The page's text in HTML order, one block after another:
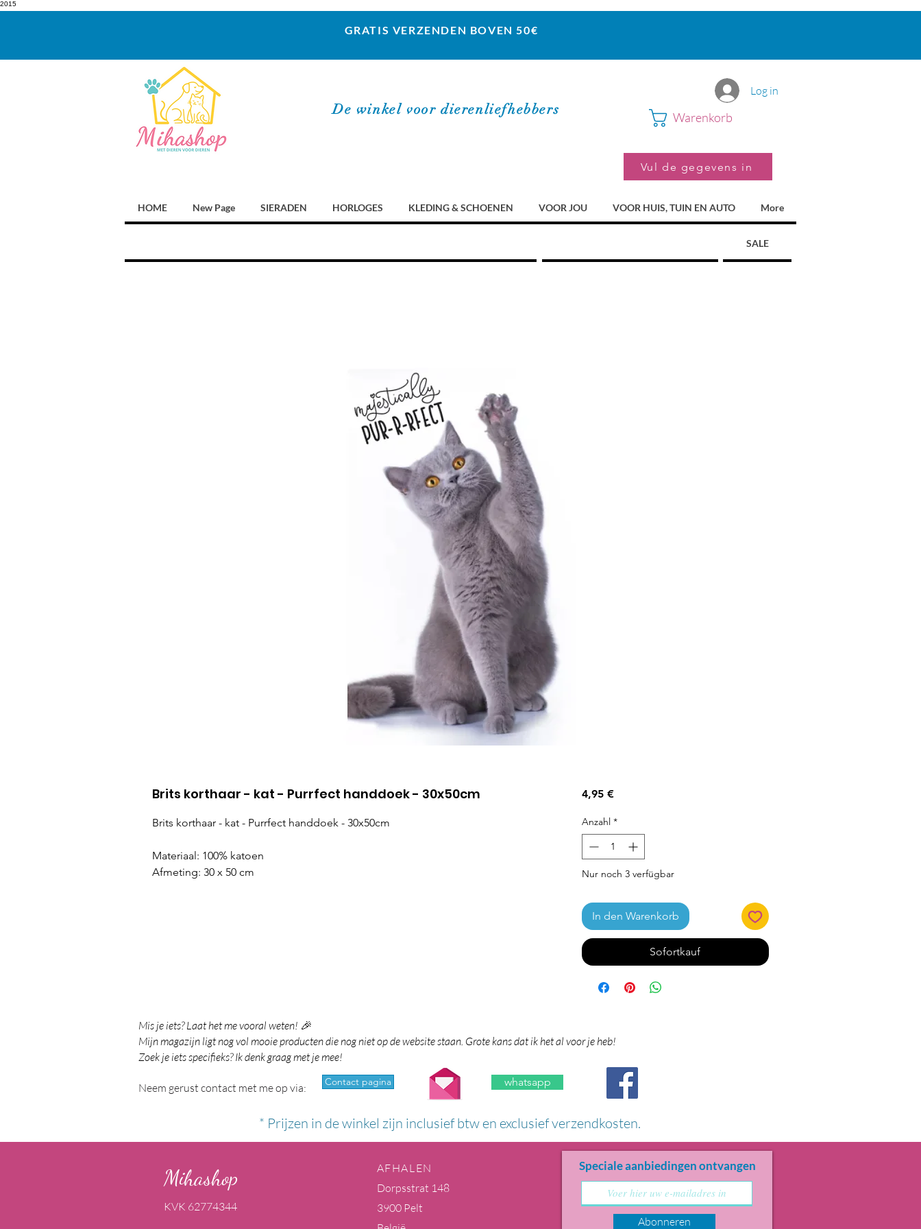
2015
GRATIS VERZENDEN BOVEN 50€
De winkel voor dierenliefhebbers
Log in
Warenkorb
Vul de gegevens in
HOME New Page SIERADEN HORLOGES KLEDING & SCHOENEN VOOR JOU VOOR HUIS, TUIN EN AUTO More
SALE
Brits korthaar - kat - Purrfect handdoek - 30x50cm
Brits korthaar - kat - Purrfect handdoek - 30x50cm
Materiaal: 100% katoen
Afmeting: 30 x 50 cm
4,95 €Preis
Anzahl *
Nur noch 3 verfügbar
In den Warenkorb
Sofortkauf
Mis je iets? Laat het me vooral weten! 🎉
Mijn magazijn ligt nog vol mooie producten die nog niet op de website staan. Grote kans dat ik het al voor je heb!
Zoek je iets specifieks? Ik denk graag met je mee!
Neem gerust contact met me op via: Contact pagina whatsapp
* Prijzen in de winkel zijn inclusief btw en exclusief verzendkosten.
Mihashop
KVK 62774344
AFHALEN
Dorpsstrat 148
3900 Pelt
Speciale aanbiedingen ontvangen
Abonneren